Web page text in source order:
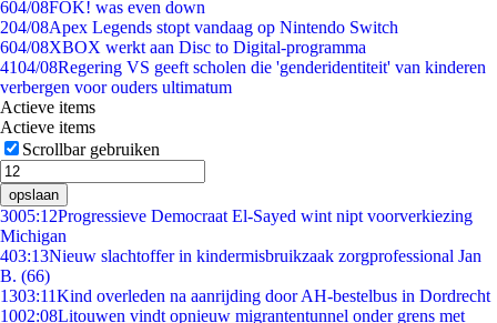
604/08FOK! was even down
204/08Apex Legends stopt vandaag op Nintendo Switch
604/08XBOX werkt aan Disc to Digital-programma
4104/08Regering VS geeft scholen die 'genderidentiteit' van kinderen
verbergen voor ouders ultimatum
Actieve items
Actieve items
Scrollbar gebruiken
opslaan
3005:12Progressieve Democraat El-Sayed wint nipt voorverkiezing
Michigan
403:13Nieuw slachtoffer in kindermisbruikzaak zorgprofessional Jan
B. (66)
1303:11Kind overleden na aanrijding door AH-bestelbus in Dordrecht
1002:08Litouwen vindt opnieuw migrantentunnel onder grens met